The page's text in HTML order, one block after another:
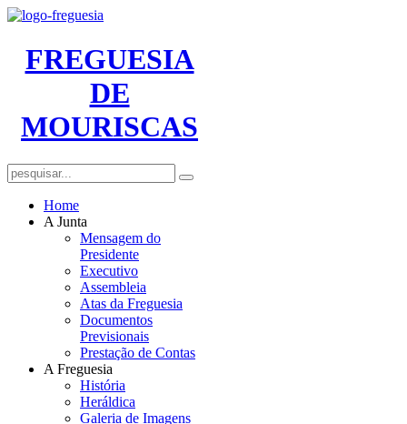
FREGUESIA
DE
MOURISCAS
Home
A Junta
Mensagem do
Presidente
Executivo
Assembleia
Atas da Freguesia
Documentos
Previsionais
Prestação de Contas
A Freguesia
História
Heráldica
Galeria de Imagens